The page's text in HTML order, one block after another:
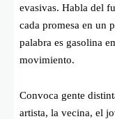
evasivas. Habla del
cada promesa en un
palabra es gasolina
movimiento.
Convoca gente
artista, la vecina, el